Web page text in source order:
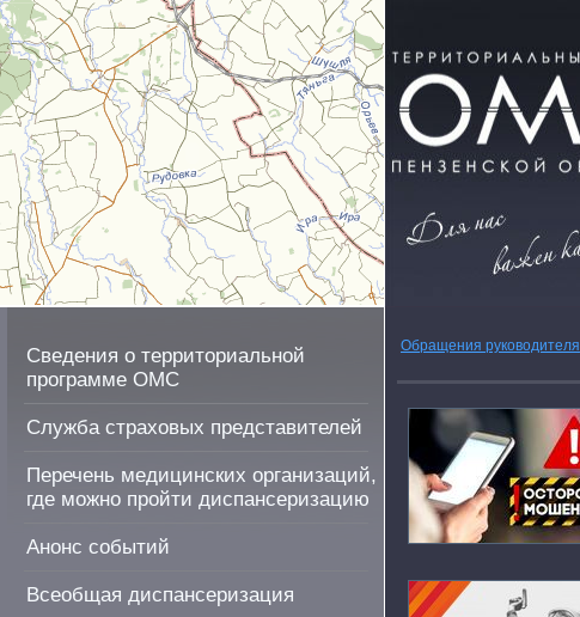
Сведения о территориальной
программе ОМС
Служба страховых представителей
Перечень медицинских организаций,
где можно пройти диспансеризацию
Анонс событий
Всеобщая диспансеризация
Обращения руководителя